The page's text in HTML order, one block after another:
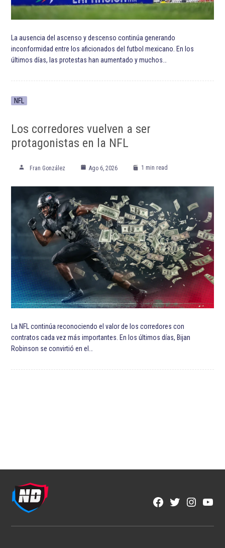
La ausencia del ascenso y descenso continúa generando
inconformidad entre los aficionados del futbol mexicano. En los
últimos días, las protestas han aumentado y muchos…
NFL
Los corredores vuelven a ser
protagonistas en la NFL
Fran González Ago 6, 2026 1 min read
La NFL continúa reconociendo el valor de los corredores con
contratos cada vez más importantes. En los últimos días, Bijan
Robinson se convirtió en el…
Facebook
Twitter